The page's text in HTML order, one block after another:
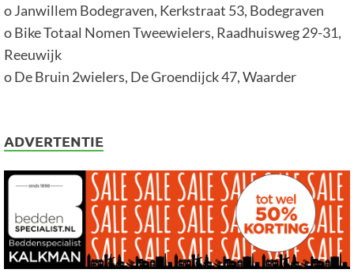
o Janwillem Bodegraven, Kerkstraat 53, Bodegraven
o Bike Totaal Nomen Tweewielers, Raadhuisweg 29-31,
Reeuwijk
o De Bruin 2wielers, De Groendijck 47, Waarder
ADVERTENTIE